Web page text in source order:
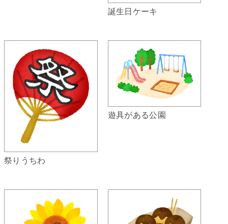
誕生日ケーキ
祭りうちわ
遊具がある公園